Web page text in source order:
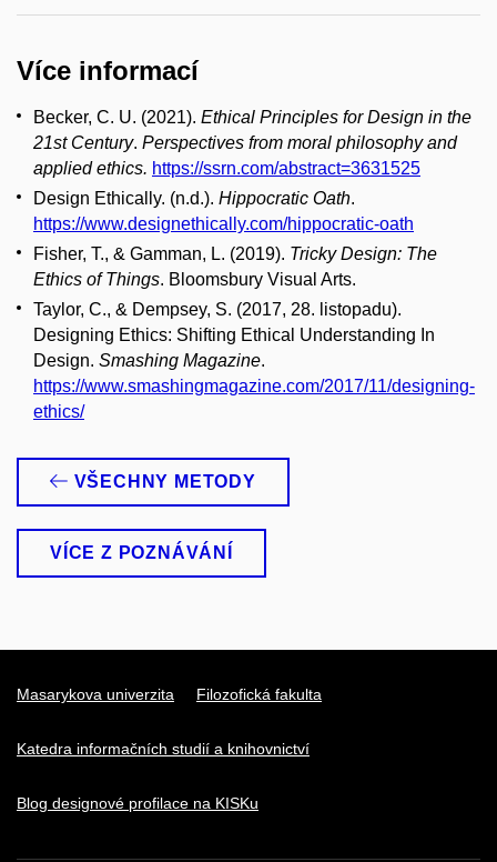
Více informací
Becker, C. U. (2021). Ethical Principles for Design in the
21st Century. Perspectives from moral philosophy and
applied ethics. https://ssrn.com/abstract=3631525
Design Ethically. (n.d.). Hippocratic Oath.
https://www.designethically.com/hippocratic-oath
Fisher, T., & Gamman, L. (2019). Tricky Design: The
Ethics of Things. Bloomsbury Visual Arts.
Taylor, C., & Dempsey, S. (2017, 28. listopadu).
Designing Ethics: Shifting Ethical Understanding In
Design. Smashing Magazine.
https://www.smashingmagazine.com/2017/11/designing-
ethics/
VŠECHNY METODY
VÍCE Z POZNÁVÁNÍ
Masarykova univerzita Filozofická fakulta
Katedra informačních studií a knihovnictví
Blog designové profilace na KISKu